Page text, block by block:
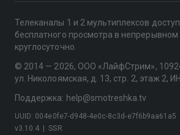
Телеканалы 1 и 2 мультиплексов
бесплатного просмотра в
круглосуточно.
© 2014 — 2026, ООО «ЛайфСтрим»,
ул. Николоямская, д. 13, стр. 2, этаж 2,
Поддержка: help@smotreshka.tv
v3.10.4 SSR
UUID: 004e0fe7-d948-4e0c-8c3d-e7f6b9aa61a5